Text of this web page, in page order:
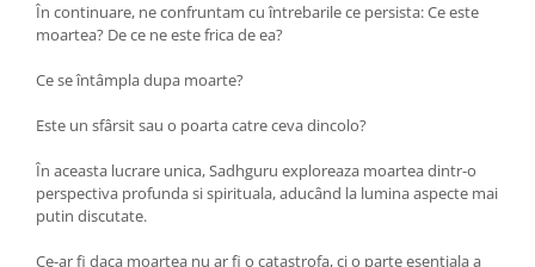
În continuare, ne confruntam cu întrebarile ce persista: Ce este
moartea? De ce ne este frica de ea?
Ce se întâmpla dupa moarte?
Este un sfârsit sau o poarta catre ceva dincolo?
În aceasta lucrare unica, Sadhguru exploreaza moartea dintr-o
perspectiva profunda si spirituala, aducând la lumina aspecte mai
putin discutate.
Ce-ar fi daca moartea nu ar fi o catastrofa, ci o parte esentiala a